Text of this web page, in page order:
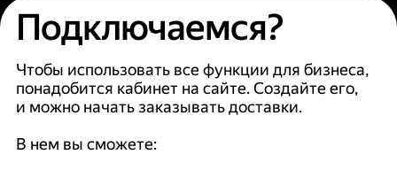
Подключаемся?
Чтобы использовать все функции для бизнеса,
понадобится кабинет на сайте. Создайте его,
и можно начать заказывать доставки.
В нем вы сможете: